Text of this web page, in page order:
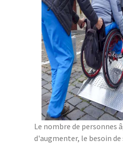
Le nombre de personnes
d'augmenter, le besoin de